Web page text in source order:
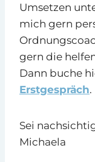
Umsetzen
mich gern
gern die
Dann buche
Erstgespräch.
Sei
Michaela